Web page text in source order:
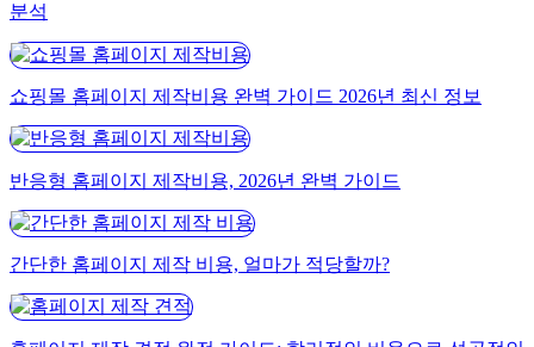
분석
쇼핑몰 홈페이지 제작비용 완벽 가이드 2026년 최신 정보
반응형 홈페이지 제작비용, 2026년 완벽 가이드
간단한 홈페이지 제작 비용, 얼마가 적당할까?